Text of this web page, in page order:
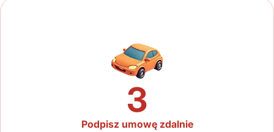
3
Podpisz umowę zdalnie